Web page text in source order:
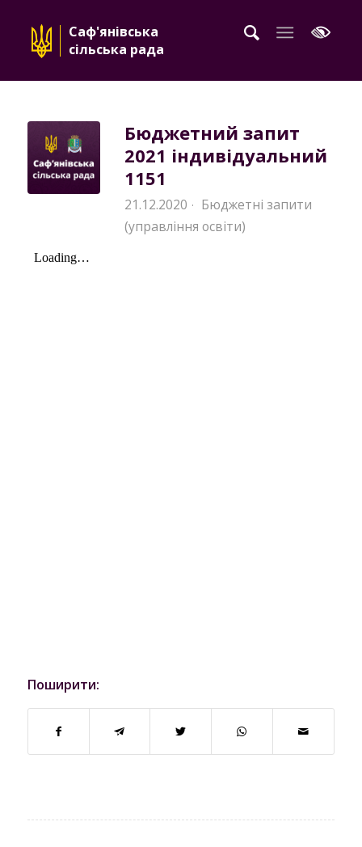
Саф'янівська
сільська рада
Бюджетний запит
2021 індивідуальний
1151
21.12.2020 · Бюджетні запити
(управління освіти)
Поширити: